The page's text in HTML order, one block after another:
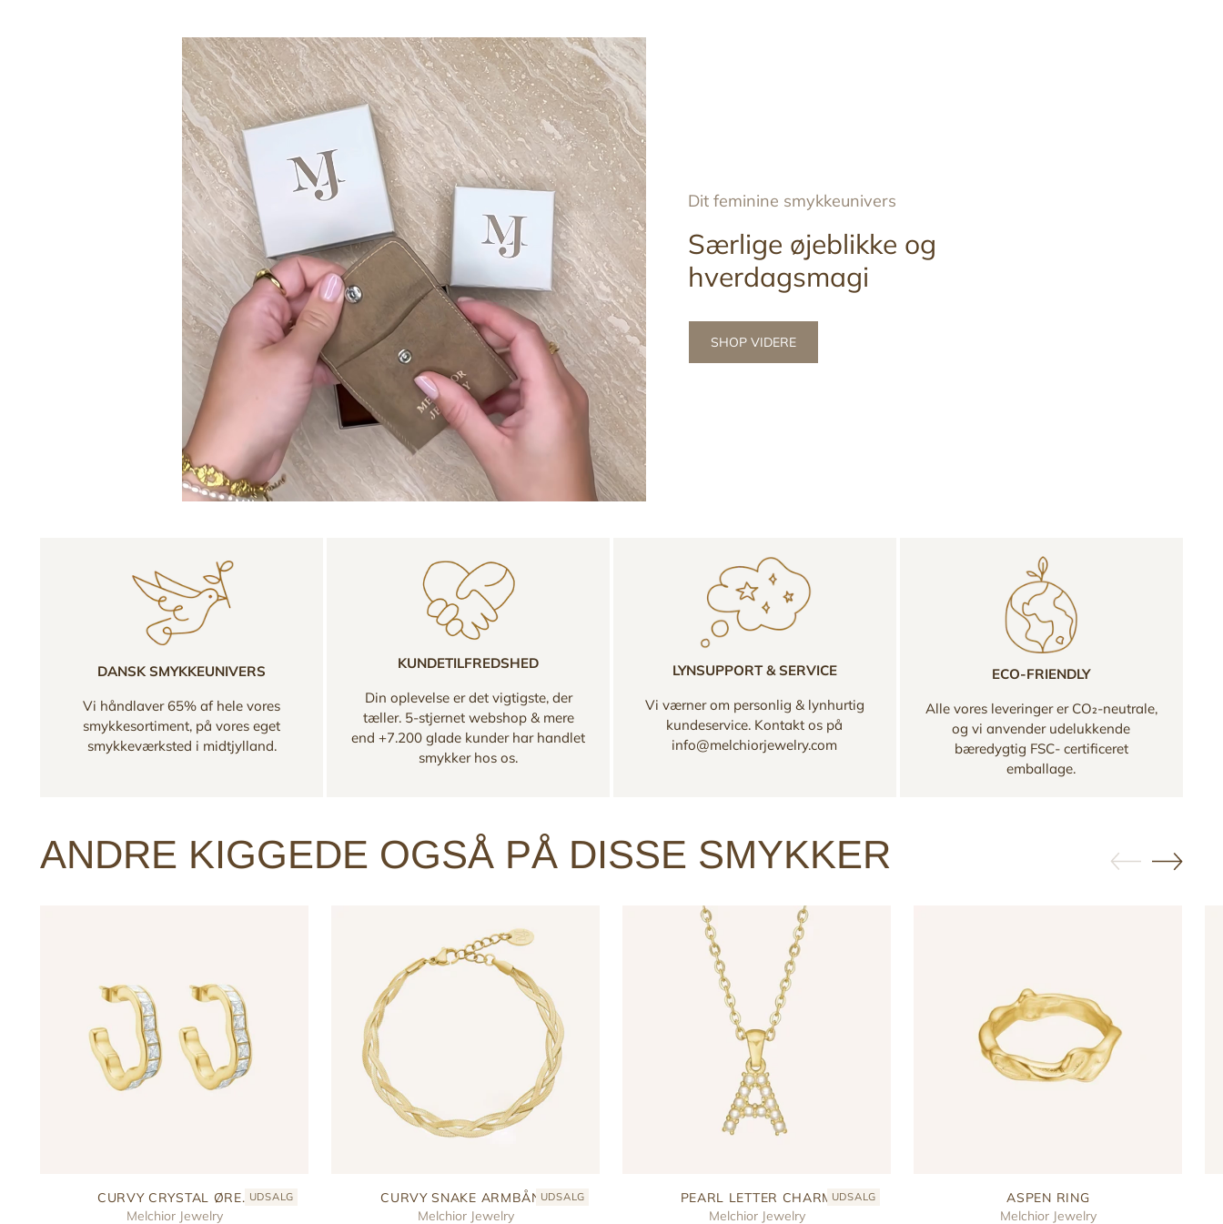
Dit feminine smykkeunivers
Særlige øjeblikke og
hverdagsmagi
SHOP VIDERE
DANSK SMYKKEUNIVERS
Vi håndlaver 65% af hele vores
smykkesortiment, på vores eget
smykkeværksted i midtjylland.
KUNDETILFREDSHED
Din oplevelse er det vigtigste, der
tæller. 5-stjernet webshop & mere
end +7.200 glade kunder har handlet
smykker hos os.
LYNSUPPORT & SERVICE
Vi værner om personlig & lynhurtig
kundeservice. Kontakt os på
info@melchiorjewelry.com
ECO-FRIENDLY
Alle vores leveringer er CO₂-neutrale,
og vi anvender udelukkende
bæredygtig FSC- certificeret
emballage.
ANDRE KIGGEDE OGSÅ PÅ DISSE SMYKKER
CURVY CRYSTAL ØRE...UDSALG
Melchior Jewelry
CURVY SNAKE ARMBÅNDUDSALG
Melchior Jewelry
PEARL LETTER CHARMUDSALG
Melchior Jewelry
ASPEN RING
Melchior Jewelry